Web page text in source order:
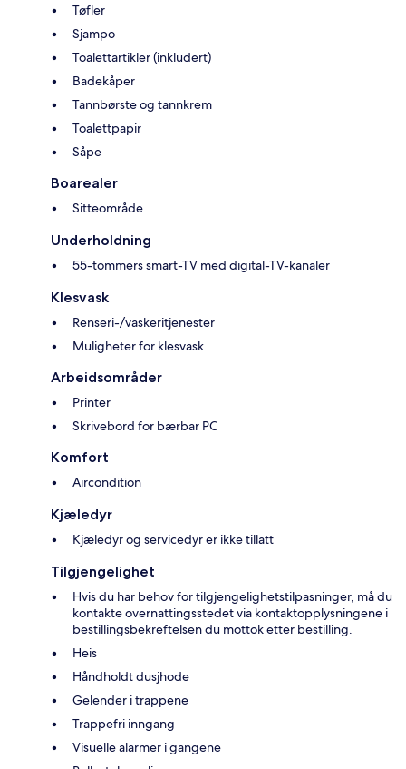
Tøfler
Sjampo
Toalettartikler (inkludert)
Badekåper
Tannbørste og tannkrem
Toalettpapir
Såpe
Boarealer
Sitteområde
Underholdning
55-tommers smart-TV med digital-TV-kanaler
Klesvask
Renseri-/vaskeritjenester
Muligheter for klesvask
Arbeidsområder
Printer
Skrivebord for bærbar PC
Komfort
Aircondition
Kjæledyr
Kjæledyr og servicedyr er ikke tillatt
Tilgjengelighet
Hvis du har behov for tilgjengelighetstilpasninger, må du
kontakte overnattingsstedet via kontaktopplysningene i
bestillingsbekreftelsen du mottok etter bestilling.
Heis
Håndholdt dusjhode
Gelender i trappene
Trappefri inngang
Visuelle alarmer i gangene